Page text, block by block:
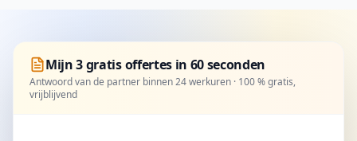
Mijn 3 gratis offertes in 60 seconden
Antwoord van de partner binnen 24 werkuren · 100 % gratis,
vrijblijvend